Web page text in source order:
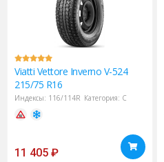
Viatti Vettore Inverno V-524
215/75 R16
Индексы: 116/114R Категория: C
11 405 ₽